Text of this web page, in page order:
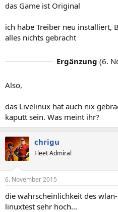
das Game ist Original
ich habe Treiber neu installiert,
alles nichts gebracht
Ergänzung (6.
Also,
das Livelinux hat auch nix
kaputt sein. Was meint ihr?
chrigu
Fleet Admiral
6. November 2015
die wahrscheinlichkeit des
linuxtest sehr hoch...